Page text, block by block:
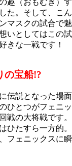
た。そして、こん
マスクの試合で魅
いとしてはこの試
きな一戦です！
の宝船!?
伝説となった場面
ひとつがフェニッ
戦の大将戦です。
ひたすら一方的。
フェニックスに瞬